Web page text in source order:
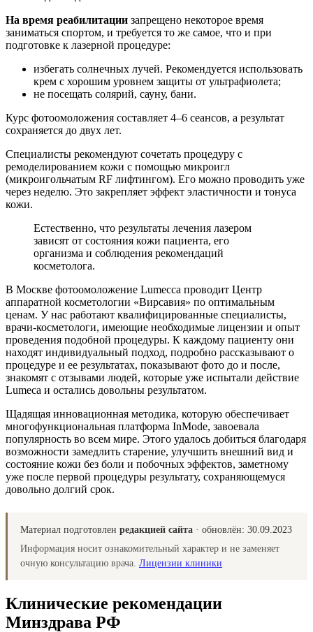
На время реабилитации запрещено некоторое время
заниматься спортом, и требуется то же самое, что и при
подготовке к лазерной процедуре:
избегать солнечных лучей. Рекомендуется использовать
крем с хорошим уровнем защиты от ультрафиолета;
не посещать солярий, сауну, бани.
Курс фотоомоложения составляет 4–6 сеансов, а результат
сохраняется до двух лет.
Специалисты рекомендуют сочетать процедуру с
ремоделированием кожи с помощью микроигл
(микроигольчатым RF лифтингом). Его можно проводить уже
через неделю. Это закрепляет эффект эластичности и тонуса
кожи.
Естественно, что результаты лечения лазером
зависят от состояния кожи пациента, его
организма и соблюдения рекомендаций
косметолога.
В Москве фотоомоложение Lumecca проводит Центр
аппаратной косметологии «Вирсавия» по оптимальным
ценам. У нас работают квалифицированные специалисты,
врачи-косметологи, имеющие необходимые лицензии и опыт
проведения подобной процедуры. К каждому пациенту они
находят индивидуальный подход, подробно рассказывают о
процедуре и ее результатах, показывают фото до и после,
знакомят с отзывами людей, которые уже испытали действие
Lumeca и остались довольны результатом.
Щадящая инновационная методика, которую обеспечивает
многофункциональная платформа InMode, завоевала
популярность во всем мире. Этого удалось добиться благодаря
возможности замедлить старение, улучшить внешний вид и
состояние кожи без боли и побочных эффектов, заметному
уже после первой процедуры результату, сохраняющемуся
довольно долгий срок.
Материал подготовлен редакцией сайта · обновлён: 30.09.2023
Информация носит ознакомительный характер и не заменяет
очную консультацию врача. Лицензии клиники
Клинические рекомендации
Минздрава РФ